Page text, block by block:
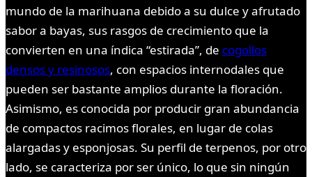
mundo de la marihuana debido a su dulce y afrutado
sabor a bayas, sus rasgos de crecimiento que la
convierten en una índica “estirada”, de cogollos
densos y resinosos, con espacios internodales que
pueden ser bastante amplios durante la floración.
Asimismo, es conocida por producir gran abundancia
de compactos racimos florales, en lugar de colas
alargadas y esponjosas. Su perfil de terpenos, por otro
lado, se caracteriza por ser único, lo que sin ningún